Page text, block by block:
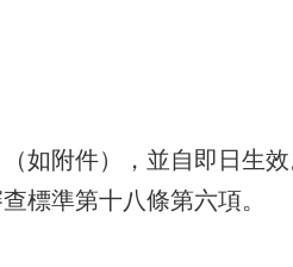
如附件），並自即日生效
標準第十八條第六項。